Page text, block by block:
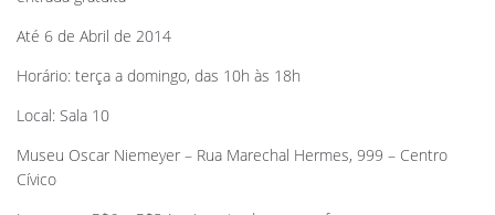
Até 6 de Abril de 2014
Horário: terça a domingo, das 10h às 18h
Local: Sala 10
Museu Oscar Niemeyer – Rua Marechal Hermes, 999 – Centro
Cívico